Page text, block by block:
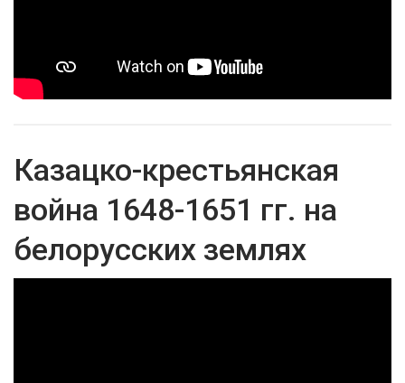
Казацко-крестьянская
война 1648-1651 гг. на
белорусских землях